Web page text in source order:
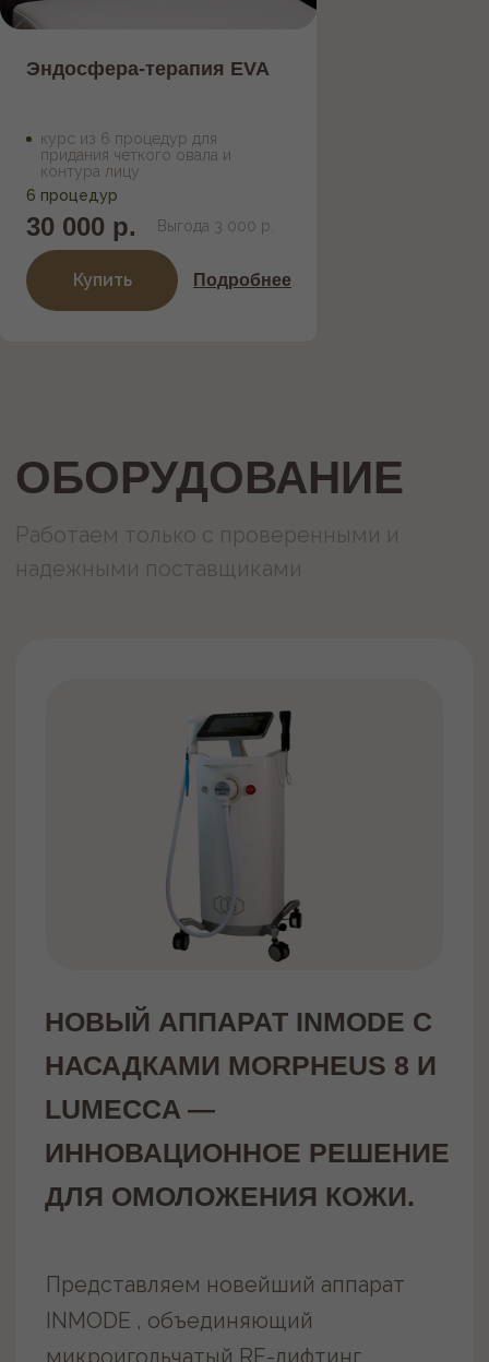
Подробнее
30 000 р.
Эндосфера-терапия EVA
курс из 6 процедур для
придания четкого овала и
контура лицу
Выгода 3 000 р.
6 процедур
Купить
Услуги и цены
О нас
Контакты
Политика конфиденциальности